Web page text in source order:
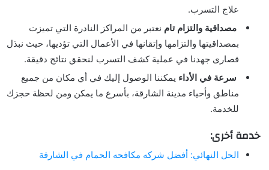
علاج التسرب.
مصداقية والتزام تام نعتبر من المراكز النادرة التي تميزت
بمصداقيتها والتزامها وإتقانها في الأعمال التي تؤديها، حيث نبذل
قصارى جهدنا في عملية كشف التسرب لنحقق نتائج دقيقة.
سرعة في الأداء يمكننا الوصول إليك في أي مكان من جميع
مناطق وأحياء مدينة الشارقة، بأسرع ما يمكن ومن لحظة حجزك
للخدمة.
خدمة أخرى:
الحل النهائي: أفضل شركه مكافحه الحمام في الشارقة